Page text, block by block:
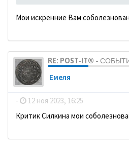
Мои искренние Вам
RE: POST-IT® -
Емеля
- 12 ноя 2023, 16:25
Критик Силкина мои